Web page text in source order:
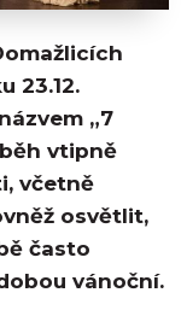
23.12.
„7
vtipně
včetně
osvětlit,
často
vánoční.